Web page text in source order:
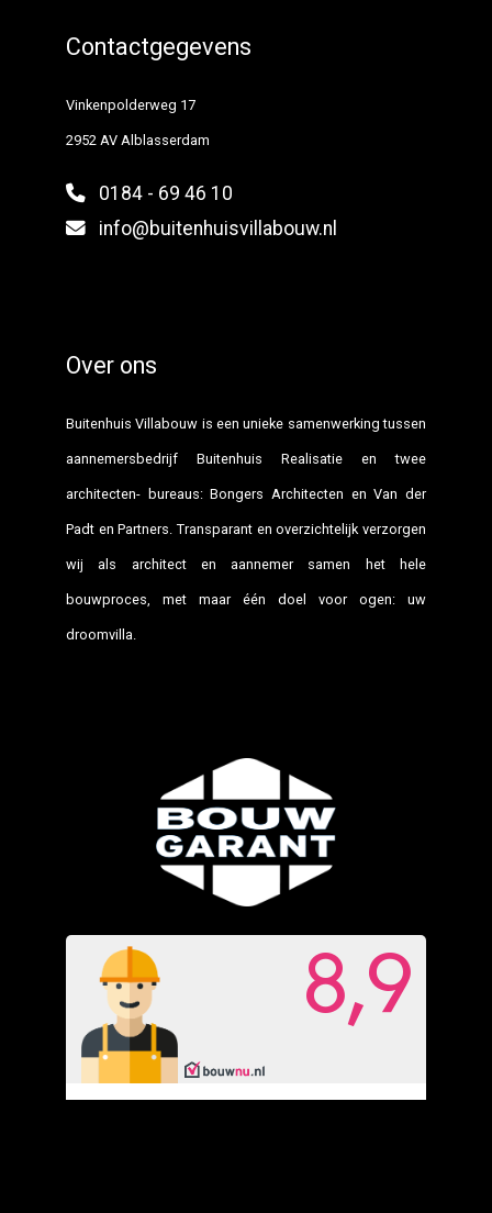
Contactgegevens
Vinkenpolderweg 17
2952 AV Alblasserdam
0184 - 69 46 10
info@buitenhuisvillabouw.nl
Over ons
Buitenhuis Villabouw is een unieke samenwerking tussen
aannemersbedrijf Buitenhuis Realisatie en twee
architecten- bureaus: Bongers Architecten en Van der
Padt en Partners. Transparant en overzichtelijk verzorgen
wij als architect en aannemer samen het hele
bouwproces, met maar één doel voor ogen: uw
droomvilla.